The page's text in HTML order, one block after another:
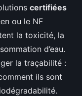
certifiées
ou le NF
la toxicité, la
d’eau.
la traçabilité :
ils sont